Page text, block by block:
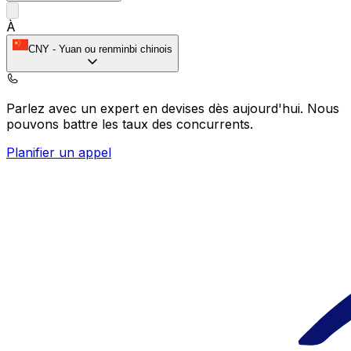
À
CNY - Yuan ou renminbi chinois
Parlez avec un expert en devises dès aujourd'hui. Nous
pouvons battre les taux des concurrents.
Planifier un appel